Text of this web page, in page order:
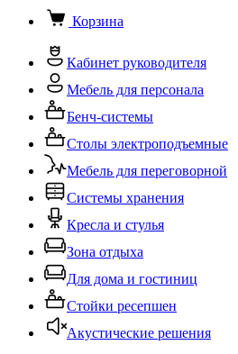
Корзина
Кабинет руководителя
Мебель для персонала
Бенч-системы
Столы электроподъемные
Мебель для переговорной
Системы хранения
Кресла и стулья
Зона отдыха
Для дома и гостиниц
Стойки ресепшен
Акустические решения